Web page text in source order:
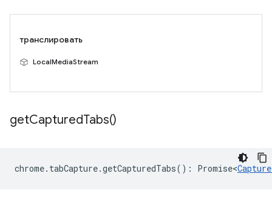
транслировать
LocalMediaStream
getCapturedTabs()
chrome. tabCapture.getCapturedTabs() : Promise<